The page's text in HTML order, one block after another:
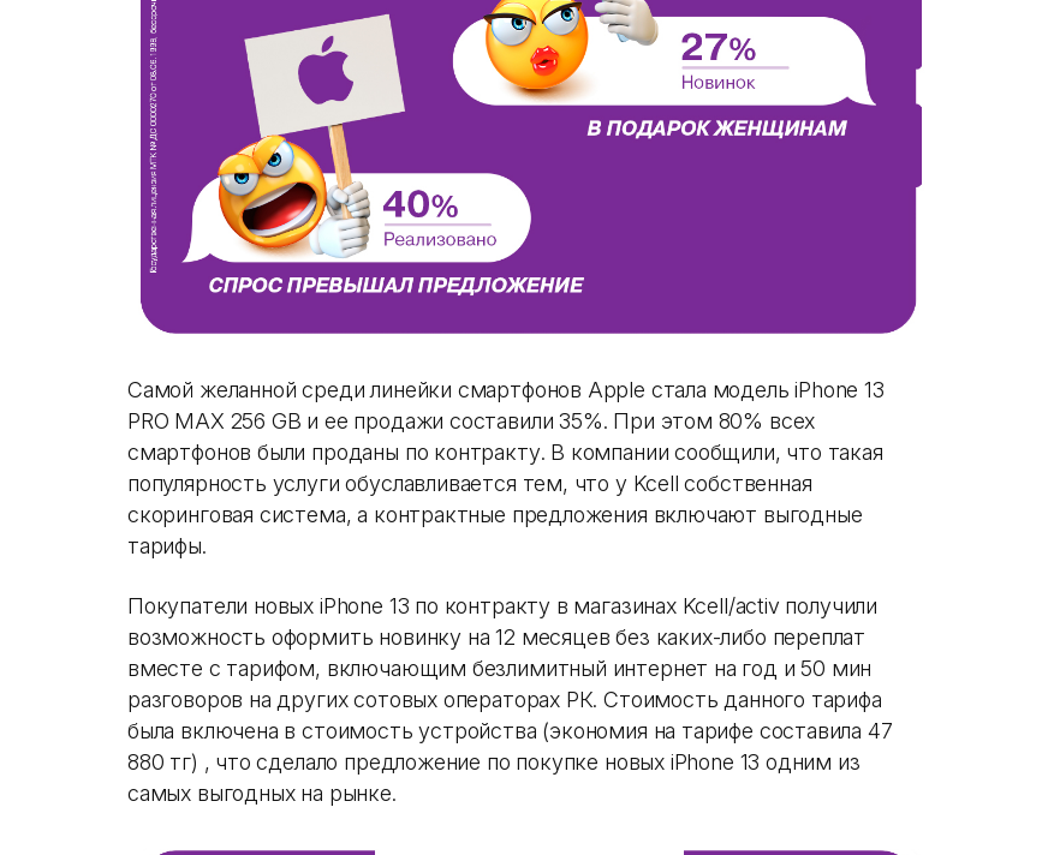
Самой желанной среди линейки смартфонов Apple стала модель iPhone 13
PRO MAX 256 GB и ее продажи составили 35%. При этом 80% всех
смартфонов были проданы по контракту. В компании сообщили, что такая
популярность услуги обуславливается тем, что у Kcell собственная
скоринговая система, а контрактные предложения включают выгодные
тарифы.
Покупатели новых iPhone 13 по контракту в магазинах Kcell/activ получили
возможность оформить новинку на 12 месяцев без каких-либо переплат
вместе с тарифом, включающим безлимитный интернет на год и 50 мин
разговоров на других сотовых операторах РК. Стоимость данного тарифа
была включена в стоимость устройства (экономия на тарифе составила 47
880 тг) , что сделало предложение по покупке новых iPhone 13 одним из
самых выгодных на рынке.